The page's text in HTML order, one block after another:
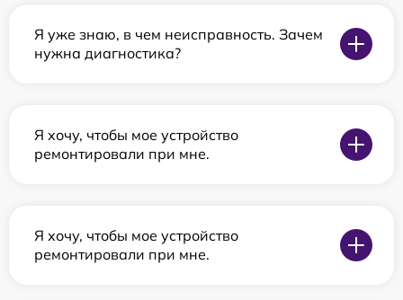
Я уже знаю, в чем неисправность. Зачем
нужна диагностика?
Я хочу, чтобы мое устройство
ремонтировали при мне.
Я хочу, чтобы мое устройство
ремонтировали при мне.